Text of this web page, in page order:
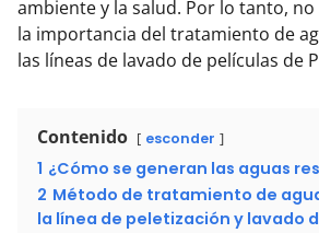
ambiente y la salud. Por lo tanto,
la importancia del tratamiento de
las líneas de lavado de películas de
Contenido esconder
1 ¿Cómo se generan las aguas
2 Método de tratamiento de
la línea de peletización y lavado